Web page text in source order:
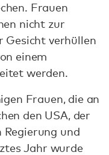
Frauen
nicht zur
Gesicht verhüllen
einem
werden.
Frauen, die an
den USA, der
und
Jahr wurde